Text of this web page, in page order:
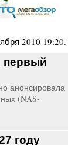
2010 19:20.
первый
анонсировала
(NAS-
году